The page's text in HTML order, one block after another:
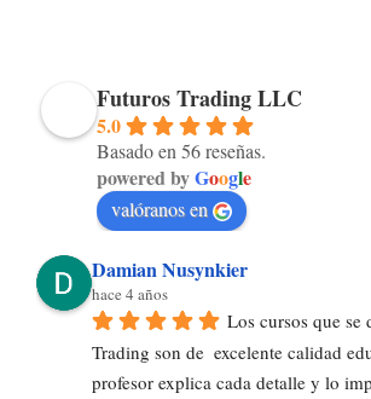
Futuros Trading LLC
5.0
Basado en 56 reseñas.
powered byGoogle
valóranos en
Damian Nusynkier
hace 4 años
Los cursos que se
Trading son de  excelente calidad
profesor explica cada detalle y lo